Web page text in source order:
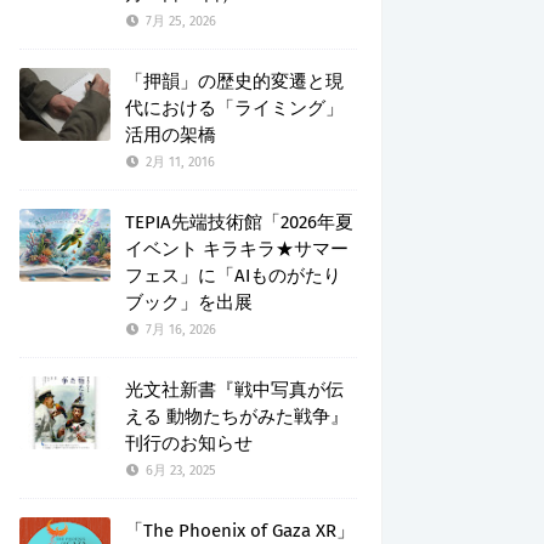
7月 25, 2026
「押韻」の歴史的変遷と現
代における「ライミング」
活用の架橋
2月 11, 2016
TEPIA先端技術館「2026年夏
イベント キラキラ★サマー
フェス」に「AIものがたり
ブック」を出展
7月 16, 2026
光文社新書『戦中写真が伝
える 動物たちがみた戦争』
刊行のお知らせ
6月 23, 2025
「The Phoenix of Gaza XR」